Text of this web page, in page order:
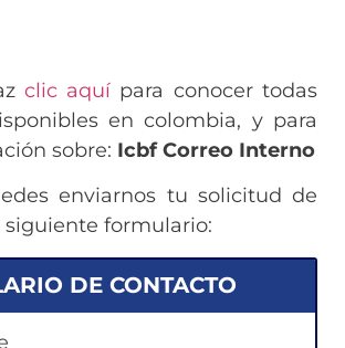
clic aquí para conocer todas
en colombia, y para
sobre: Icbf Correo Interno
enviarnos tu solicitud de
siguiente formulario:
DE CONTACTO